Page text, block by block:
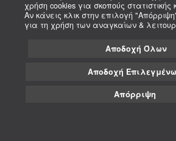
χρήση cookies για σκοπούς στατιστικής
Αν κάνεις κλικ στην επιλογή
για τη χρήση των αναγκαίων &
Αποδοχή Όλων
Αποδοχή
Απόρριψη